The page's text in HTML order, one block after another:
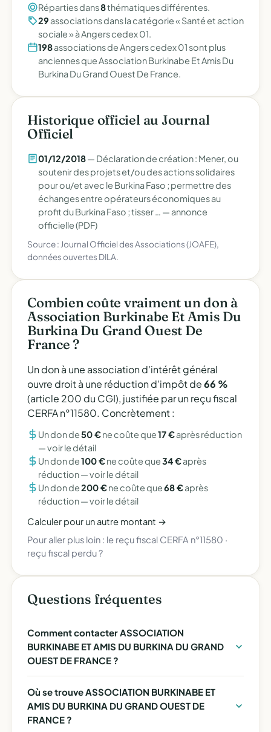
Réparties dans8thématiques différentes.
29 associations dans la catégorie « Santé et action
sociale » à Angers cedex 01.
198associations de Angers cedex 01 sont plus
anciennes que Association Burkinabe Et Amis Du
Burkina Du Grand Ouest De France.
Historique officiel au Journal
Officiel
01/12/2018— Déclaration de création : Mener, ou
soutenir des projets et/ou des actions solidaires
pour ou/et avec le Burkina Faso ; permettre des
échanges entre opérateurs économiques au
profit du Burkina Faso ; tisser … — annonce
officielle (PDF)
Source : Journal Officiel des Associations (JOAFE),
données ouvertes DILA.
Combien coûte vraiment un don à
Association Burkinabe Et Amis Du
Burkina Du Grand Ouest De
France ?
Un don à une association d'intérêt général
ouvre droit à une réduction d'impôt de66 %
(article 200 du CGI), justifiée par un reçu fiscal
CERFA n°11580. Concrètement :
Un don de50 €ne coûte que17 €après réduction
—voir le détail
Un don de100 €ne coûte que34 €après
réduction —voir le détail
Un don de200 €ne coûte que68 €après
réduction —voir le détail
Calculer pour un autre montant →
Pour aller plus loin : le reçu fiscal CERFA n°11580 ·
reçu fiscal perdu ?
Questions fréquentes
Comment contacter ASSOCIATION
BURKINABE ET AMIS DU BURKINA DU GRAND
OUEST DE FRANCE ?
Où se trouve ASSOCIATION BURKINABE ET
AMIS DU BURKINA DU GRAND OUEST DE
FRANCE ?